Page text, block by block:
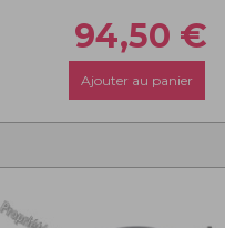
94,50 €
Ajouter au panier